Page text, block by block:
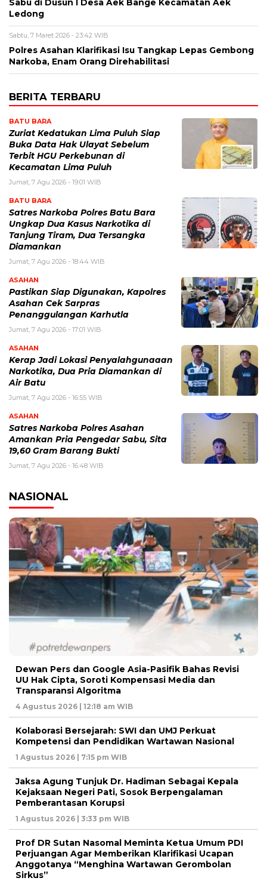
Sabu di Dusun I Desa Aek Bange Kecamatan Aek
Ledong
Sabtu, 7 Maret 2026 - 23:42 WIB
Polres Asahan Klarifikasi Isu Tangkap Lepas Gembong
Narkoba, Enam Orang Direhabilitasi
BERITA TERBARU
BATU BARA
Zuriat Kedatukan Lima Puluh Siap
Buka Data Hak Ulayat Sebelum
Terbit HGU Perkebunan di
Kecamatan Lima Puluh
Jumat, 7 Agu 2026 - 19:01 WIB
BATU BARA
Satres Narkoba Polres Batu Bara
Ungkap Dua Kasus Narkotika di
Tanjung Tiram, Dua Tersangka
Diamankan
Jumat, 7 Agu 2026 - 18:44 WIB
ASAHAN
Pastikan Siap Digunakan, Kapolres
Asahan Cek Sarpras
Penanggulangan Karhutla
Jumat, 7 Agu 2026 - 17:01 WIB
ASAHAN
Kerap Jadi Lokasi Penyalahgunaaan
Narkotika, Dua Pria Diamankan di
Air Batu
Jumat, 7 Agu 2026 - 16:55 WIB
ASAHAN
Satres Narkoba Polres Asahan
Amankan Pria Pengedar Sabu, Sita
19,60 Gram Barang Bukti
Jumat, 7 Agu 2026 - 16:48 WIB
NASIONAL
Dewan Pers dan Google Asia-Pasifik Bahas Revisi
UU Hak Cipta, Soroti Kompensasi Media dan
Transparansi Algoritma
4 Agustus 2026 | 12:18 am WIB
Kolaborasi Bersejarah: SWI dan UMJ Perkuat
Kompetensi dan Pendidikan Wartawan Nasional
1 Agustus 2026 | 7:15 pm WIB
Jaksa Agung Tunjuk Dr. Hadiman Sebagai Kepala
Kejaksaan Negeri Pati, Sosok Berpengalaman
Pemberantasan Korupsi
1 Agustus 2026 | 3:33 pm WIB
Prof DR Sutan Nasomal Meminta Ketua Umum PDI
Perjuangan Agar Memberikan Klarifikasi Ucapan
Anggotanya “Menghina Wartawan Gerombolan
Sirkus”